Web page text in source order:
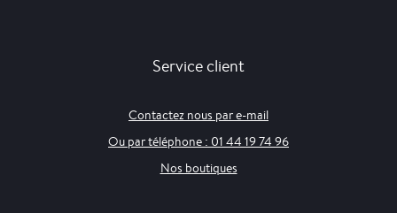
Service client
Contactez nous par e-mail
Ou par téléphone : 01 44 19 74 96
Nos boutiques